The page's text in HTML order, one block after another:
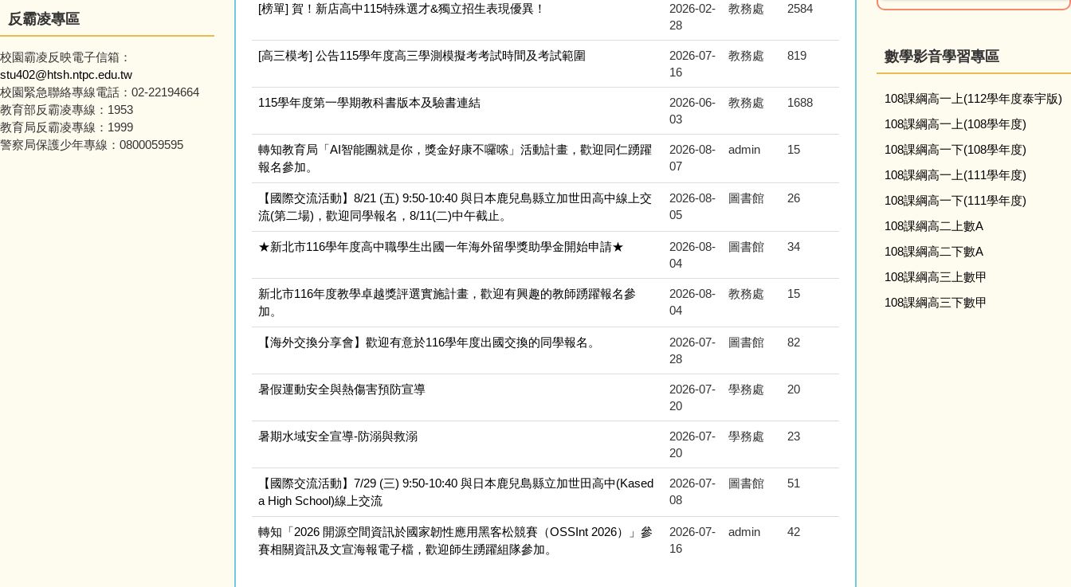
反霸凌專區
校園霸凌反映電子信箱：
stu402@htsh.ntpc.edu.tw
校園緊急聯絡專線電話：02-22194664
教育部反霸凌專線：1953
教育局反霸凌專線：1999
警察局保護少年專線：0800059595
[榜單] 賀！新店高中115特殊選才&獨立招生表現優異！
2026-02-
28
教務處 2584
[高三模考] 公告115學年度高三學測模擬考考試時間及考試範圍
2026-07-
16
教務處 819
115學年度第一學期教科書版本及驗書連結
2026-06-
03
教務處 1688
轉知教育局「AI智能團就是你，獎金好康不囉嗦」活動計畫，歡迎同仁踴躍
報名參加。
2026-08-
07
admin 15
【國際交流活動】8/21 (五) 9:50-10:40 與日本鹿兒島縣立加世田高中線上交
流(第二場)，歡迎同學報名，8/11(二)中午截止。
2026-08-
05
圖書館 26
★新北市116學年度高中職學生出國一年海外留學獎助學金開始申請★
2026-08-
04
圖書館 34
新北市116年度教學卓越獎評選實施計畫，歡迎有興趣的教師踴躍報名參
加。
2026-08-
04
教務處 15
【海外交換分享會】歡迎有意於116學年度出國交換的同學報名。
2026-07-
28
圖書館 82
暑假運動安全與熱傷害預防宣導
2026-07-
20
學務處 20
暑期水域安全宣導-防溺與救溺
2026-07-
20
學務處 23
【國際交流活動】7/29 (三) 9:50-10:40 與日本鹿兒島縣立加世田高中(Kased
a High School)線上交流
2026-07-
08
圖書館 51
轉知「2026 開源空間資訊於國家韌性應用黑客松競賽（OSSInt 2026）」參
賽相關資訊及文宣海報電子檔，歡迎師生踴躍組隊參加。
2026-07-
16
admin 42
數學影音學習專區
108課綱高一上(112學年度泰宇版)
108課綱高一上(108學年度)
108課綱高一下(108學年度)
108課綱高一上(111學年度)
108課綱高一下(111學年度)
108課綱高二上數A
108課綱高二下數A
108課綱高三上數甲
108課綱高三下數甲